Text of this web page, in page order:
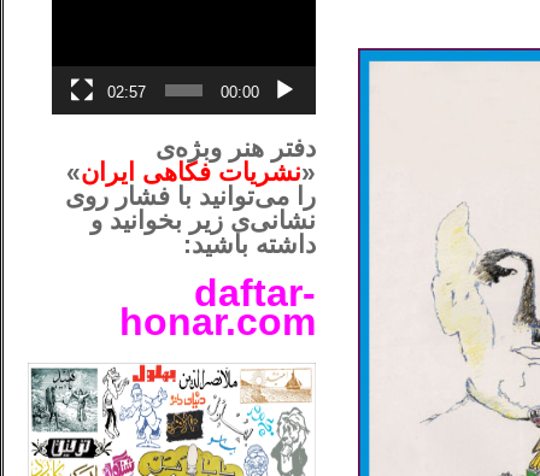
00:00
02:57
دفتر هنر وبژه‌ی
«نشریات فکاهی ایران»
را می‌توانید با فشار روی
نشانی‌ی زیر بخوانید و
داشته باشید:
daftar-
honar.com